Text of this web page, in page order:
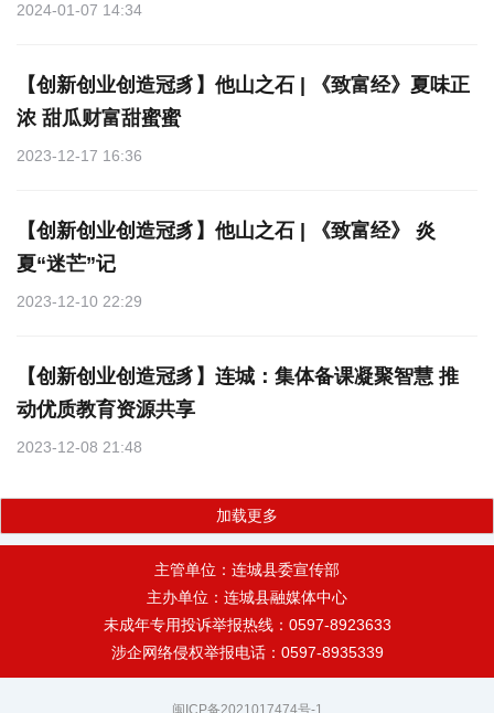
2024-01-07 14:34
【创新创业创造冠豸】他山之石 | 《致富经》夏味正
浓 甜瓜财富甜蜜蜜
2023-12-17 16:36
【创新创业创造冠豸】他山之石 | 《致富经》 炎
夏“迷芒”记
2023-12-10 22:29
【创新创业创造冠豸】连城：集体备课凝聚智慧 推
动优质教育资源共享
2023-12-08 21:48
加载更多
主管单位：连城县委宣传部
主办单位：连城县融媒体中心
未成年专用投诉举报热线：0597-8923633
涉企网络侵权举报电话：0597-8935339